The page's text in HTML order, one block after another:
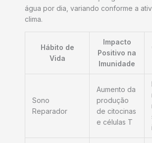
água por dia, variando conforme a
clima.
Hábito de
Vida
Impacto
Positivo na
Imunidade
Sono
Reparador
Aumento da
produção
de citocinas
e células T